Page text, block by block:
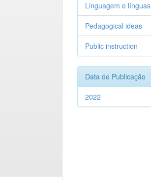
Linguagem e línguas
Pedagogical ideas
Public instruction
Data de Publicação
2022